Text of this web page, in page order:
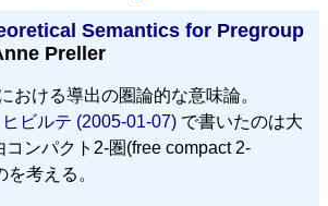
Semantics for Pregroup
Preller
おける導出の圏論的な意味論。
ビルテ (2005-01-07) で書いたのは大
ンパクト2-圏(free compact 2-
考える。